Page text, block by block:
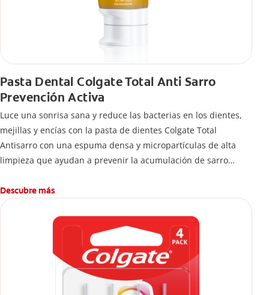
Pasta Dental Colgate Total Anti Sarro
Prevención Activa
Luce una sonrisa sana y reduce las bacterias en los dientes,
mejillas y encías con la pasta de dientes Colgate Total
Antisarro con una espuma densa y micropartículas de alta
limpieza que ayudan a prevenir la acumulación de sarro
Descubre más